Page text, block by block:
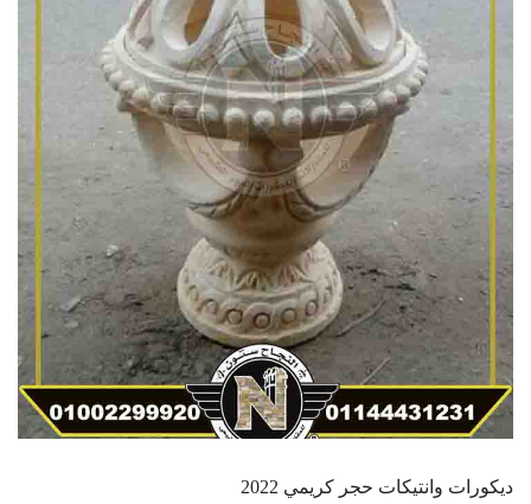
ديكورات وانتيكات حجر كريمي 2022